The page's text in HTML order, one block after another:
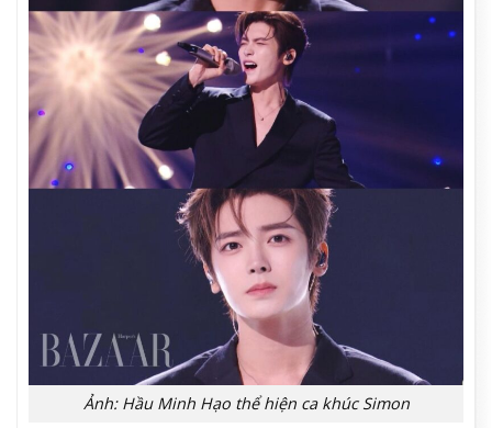
Ảnh: Hầu Minh Hạo thể hiện ca khúc Simon